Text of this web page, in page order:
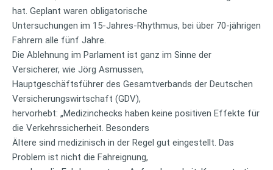
hat. Geplant waren obligatorische
Untersuchungen im 15-Jahres-Rhythmus, bei über 70-jährigen
Fahrern alle fünf Jahre.
Die Ablehnung im Parlament ist ganz im Sinne der
Versicherer, wie Jörg Asmussen,
Hauptgeschäftsführer des Gesamtverbands der Deutschen
Versicherungswirtschaft (GDV),
hervorhebt: „Medizinchecks haben keine positiven Effekte für
die Verkehrssicherheit. Besonders
Ältere sind medizinisch in der Regel gut eingestellt. Das
Problem ist nicht die Fahreignung,